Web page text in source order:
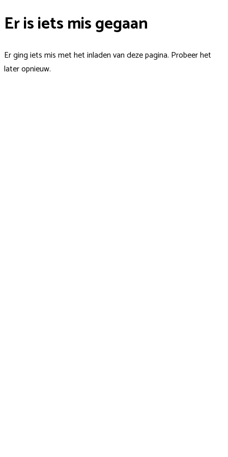
Er is iets mis gegaan
Er ging iets mis met het inladen van deze pagina. Probeer het
later opnieuw.